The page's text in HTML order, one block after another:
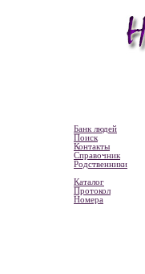
Банк людей
Поиск
Контакты
Справочник
Родственники
Каталог
Протокол
Номера